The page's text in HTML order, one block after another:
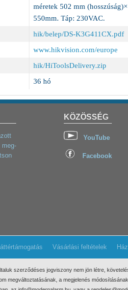
méretek 502 mm
550mm. Táp: 230VAC.
hik/belep/DS-K3G411CX.pdf
www.hikvision.com/europe
hik/HiToolsDelivery.zip
36 hó
KÖZÖSSÉG
YouTube
Facebook
meg-
Vásárlási feltételek
szerződéses jogviszony nem jön létre,
megváltoztatásának, a megjelenés